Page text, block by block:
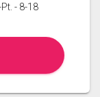
- 8-18